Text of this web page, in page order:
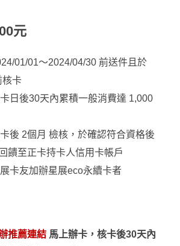
元
01/01～2024/04/30 前送件且於
核卡
日後30天內累積一般消費達 1,000
後 2個月 檢核，於確認符合資格後
饋至正卡持卡人信用卡帳戶
卡友加辦星展eco永續卡者
推薦連結 馬上辦卡， 核卡後30天內